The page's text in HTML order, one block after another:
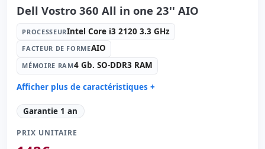
Dell Vostro 360 All in one 23'' AIO
PROCESSEURIntel Core i3 2120 3.3 GHz
FACTEUR DE FORMEAIO
MÉMOIRE RAM4 Gb. SO-DDR3 RAM
Afficher plus de caractéristiques +
Processeur: Intel Core i3 2120 3.3 GHz.
Facteur de forme:
Mémoire RAM:
Garantie 1 an
PRIX UNITAIRE